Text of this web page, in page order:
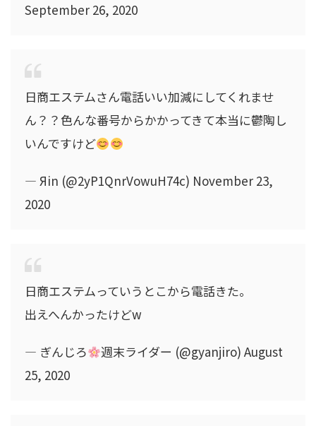
September 26, 2020
日商エステムさん電話いい加減にしてくれませ
ん？？色んな番号からかかってきて本当に鬱陶し
いんですけど
— Яin (@2yP1QnrVowuH74c) November 23,
2020
日商エステムっていうとこから電話きた。
出えへんかったけどw
— ぎんじろ
週末ライダー (@gyanjiro) August
25, 2020